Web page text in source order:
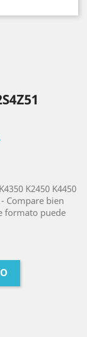
K2450 K4450
- Compare bien
formato puede